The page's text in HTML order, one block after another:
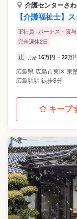
介護センターさ
【介護福祉士】
正社員 ボーナス・賞与
完全週休2日
正 月給 16万円 ~ 22万
広島県 広島市東区 東
広島駅駅 徒歩8分
キープ